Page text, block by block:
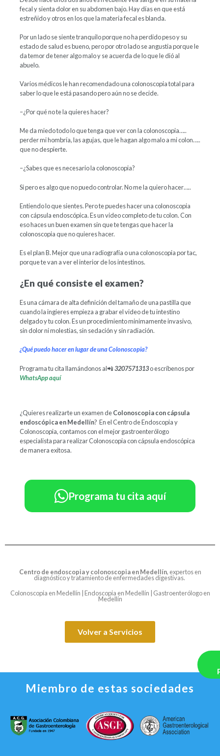
fecal y sienta dolor en su abdomen bajo. Hay días en que está
estreñido y otros en los que la materia fecal es blanda.
Por un lado se siente tranquilo porque no ha perdido peso y su
estado de salud es bueno, pero por otro lado se angustia porque le
da temor de tener algo malo y se acuerda de lo que le dió al
abuelo.
Varios médicos le han recomendado una colonoscopia total para
saber lo que le está pasando pero aún no se decide.
–¿Por qué no te la quieres hacer?
Me da miedo todo lo que tenga que ver con la colonoscopia…..
perder mi hombría, las agujas, que le hagan algo malo a mi colon…..
que no despierte.
–¿Sabes que es necesario la colonoscopia?
Si pero es algo que no puedo controlar. No me la quiero hacer…..
Entiendo lo que sientes. Pero te puedes hacer una colonoscopia
con cápsula endoscópica. Es un video completo de tu colon. Con
eso haces un buen examen sin que te tengas que hacer la
colonoscopia que no quieres hacer.
Es el plan B. Mejor que una radiografía o una colonoscopia por tac,
porque te van a ver el interior de los intestinos.
¿En qué consiste el examen?
Es una cámara de alta definición del tamaño de una pastilla que
cuando la ingieres empieza a grabar el video de tu intestino
delgado y tu colon. Es un procedimiento minimamente invasivo,
sin dolor ni molestias, sin sedación y sin radiación.
¿Qué puedo hacer en lugar de una Colonoscopia?
Programa tu cita llamándonos al📲3207571313o escríbenos por
WhatsApp aquí
¿Quieres realizarte un examen deColonoscopia con cápsula
endoscópica en Medellín? En el Centro de Endoscopia y
Colonoscopia, contamos con el mejor gastroenterólogo
especialista para realizar Colonoscopia con cápsula endoscópica
de manera exitosa.
Programa tu cita aquí
Centro de endoscopia y colonoscopia en Medellín, expertos en
diagnóstico y tratamiento de enfermedades digestivas.
Colonoscopia en Medellín | Endoscopia en Medellín | Gastroenterólogo en
Medellín
Volver a Servicios
Miembro de estas sociedades